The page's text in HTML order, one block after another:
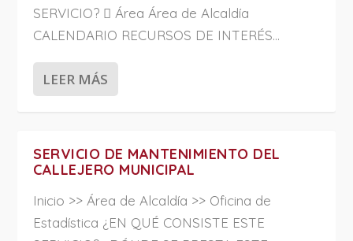
SERVICIO?  Área Área de Alcaldía
CALENDARIO RECURSOS DE INTERÉS...
LEER MÁS
SERVICIO DE MANTENIMIENTO DEL
CALLEJERO MUNICIPAL
Inicio >> Área de Alcaldía >> Oficina de
Estadística ¿EN QUÉ CONSISTE ESTE